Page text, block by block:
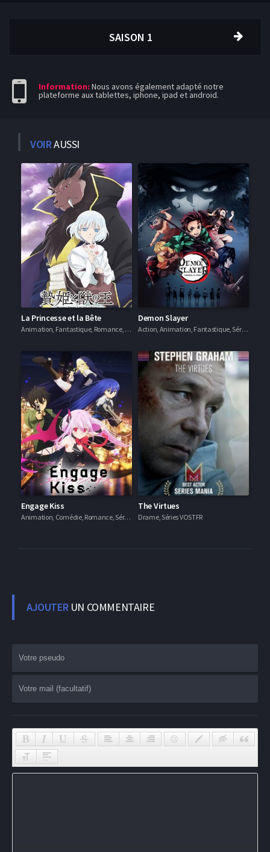
SAISON 1
Information: Nous avons également adapté notre
plateforme aux tablettes, iphone, ipad et android.
VOIRAUSSI
La Princesse et la Bête
Animation, Fantastique, Romance, Séries VF
Demon Slayer
Action, Animation, Fantastique, Séries VF
Engage Kiss
Animation, Comédie, Romance, Séries VOSTFR
The Virtues
Drame, Séries VOSTFR
AJOUTERUN COMMENTAIRE